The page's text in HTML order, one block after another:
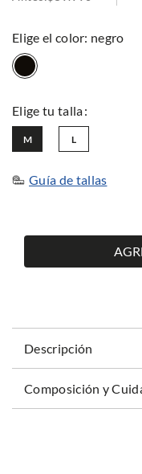
: negro
L
M
Guía de tallas
Descripción
Composición y